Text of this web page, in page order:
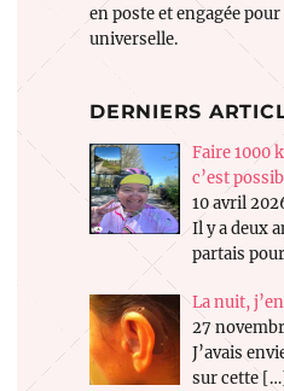
en poste et engagée
universelle.
DERNIERS
Faire 1000
c’est
10 avril
Il y a deux
partais
La nuit,
27
J’avais
sur cette